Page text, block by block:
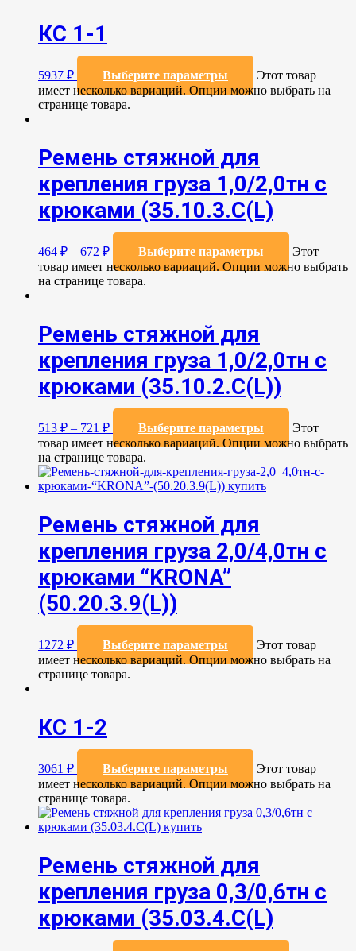
КС 1-1
5937 ₽ Выберите параметры
Этот товар
имеет несколько вариаций. Опции можно выбрать на
странице товара.
Ремень стяжной для
крепления груза 1,0/2,0тн с
крюками (35.10.3.С(L)
464 ₽ – 672 ₽ Выберите параметры
Этот
товар имеет несколько вариаций. Опции можно выбрать
на странице товара.
Ремень стяжной для
крепления груза 1,0/2,0тн с
крюками (35.10.2.C(L))
513 ₽ – 721 ₽ Выберите параметры
Этот
товар имеет несколько вариаций. Опции можно выбрать
на странице товара.
Ремень стяжной для
крепления груза 2,0/4,0тн с
крюками “KRONA”
(50.20.3.9(L))
1272 ₽ Выберите параметры
Этот товар
имеет несколько вариаций. Опции можно выбрать на
странице товара.
КС 1-2
3061 ₽ Выберите параметры
Этот товар
имеет несколько вариаций. Опции можно выбрать на
странице товара.
Ремень стяжной для
крепления груза 0,3/0,6тн с
крюками (35.03.4.C(L)